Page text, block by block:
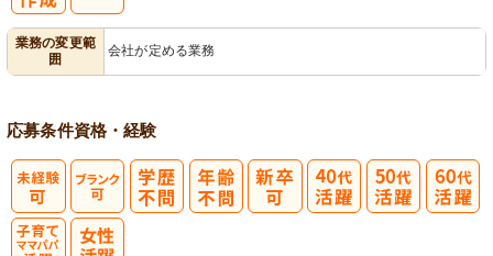
業務の変更範
囲
会社が定める業務
応募条件資格・経験